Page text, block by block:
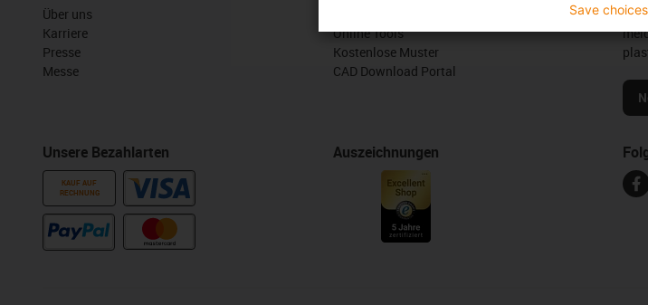
Über uns
Karriere
Presse
Messe
Unsere Bezahlarten
KAUF AUF
RECHNUNG
Online Tools
Kostenlose Muster
CAD Download Portal
Auszeichnungen
Save choices